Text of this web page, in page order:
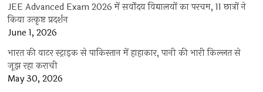
JEE Advanced Exam 2026 में सर्वोदय विद्यालयों का परचम, 11 छात्रों ने
किया उत्कृष्ट प्रदर्शन
June 1, 2026
भारत की वाटर स्ट्राइक से पाकिस्तान में हाहाकार, पानी की भारी किल्लत से
जूझ रहा कराची
May 30, 2026